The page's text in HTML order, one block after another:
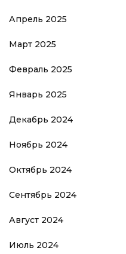
Апрель 2025
Март 2025
Февраль 2025
Январь 2025
Декабрь 2024
Ноябрь 2024
Октябрь 2024
Сентябрь 2024
Август 2024
Июль 2024